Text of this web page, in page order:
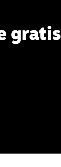
gratis